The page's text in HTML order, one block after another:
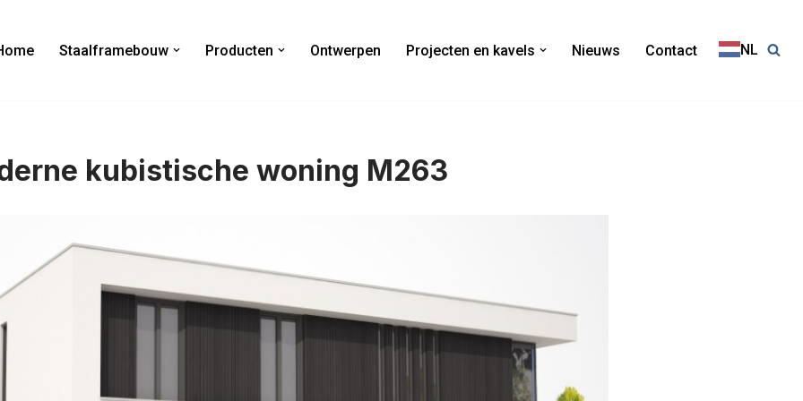
Staalframebouw Producten Ontwerpen Projecten en kavels Nieuws Contact NL
kubistische woning M263